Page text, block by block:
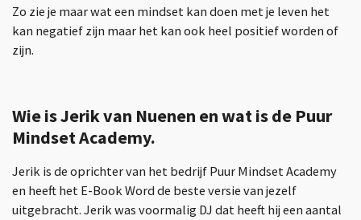
Zo zie je maar wat een mindset kan doen met je leven het
kan negatief zijn maar het kan ook heel positief worden of
zijn.
Wie is Jerik van Nuenen en wat is de Puur
Mindset Academy.
Jerik is de oprichter van het bedrijf Puur Mindset Academy
en heeft het E-Book Word de beste versie van jezelf
uitgebracht. Jerik was voormalig DJ dat heeft hij een aantal